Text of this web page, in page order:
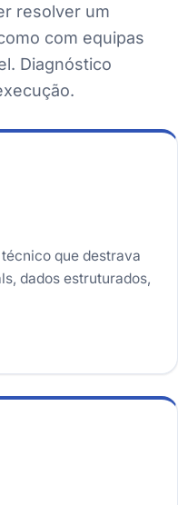
resolver um
com equipas
Diagnóstico
que destrava
dados estruturados,